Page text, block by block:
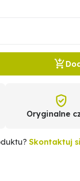
Oryginalne
Skontaktuj